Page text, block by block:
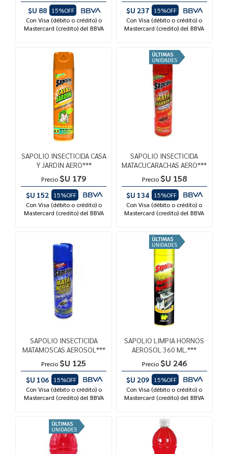
$U 88
15%OFF
Con Visa (débito o crédito) o
Mastercard (credito) del BBVA
$U 237
15%OFF
Con Visa (débito o crédito) o
Mastercard (credito) del BBVA
SAPOLIO INSECTICIDA CASA
Y JARDIN AERO***
Precio $U 179
$U 152
15%OFF
Con Visa (débito o crédito) o
Mastercard (credito) del BBVA
SAPOLIO INSECTICIDA
MATACUCARACHAS AERO***
Precio $U 158
$U 134
15%OFF
Con Visa (débito o crédito) o
Mastercard (credito) del BBVA
SAPOLIO INSECTICIDA
MATAMOSCAS AEROSOL***
Precio $U 125
$U 106
15%OFF
Con Visa (débito o crédito) o
Mastercard (credito) del BBVA
SAPOLIO LIMPIA HORNOS
AEROSOL 360 ML.***
Precio $U 246
$U 209
15%OFF
Con Visa (débito o crédito) o
Mastercard (credito) del BBVA